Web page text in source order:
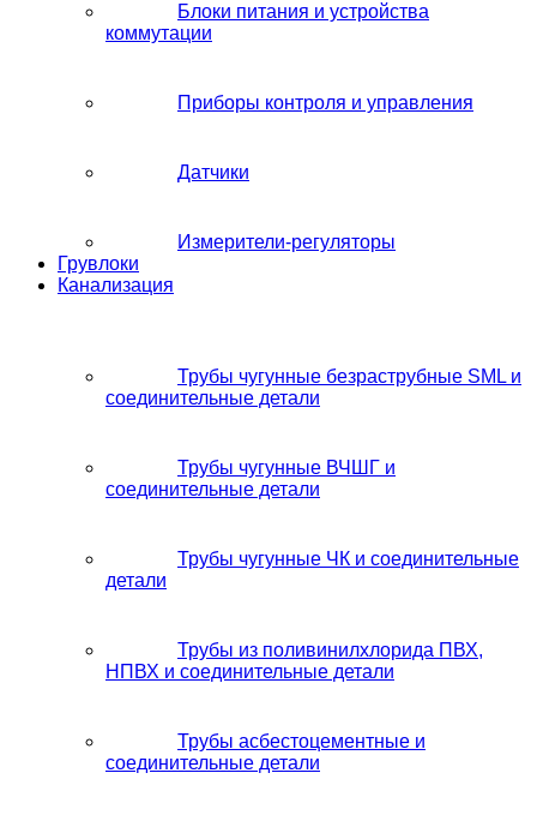
Блоки питания и устройства
коммутации
Приборы контроля и управления
Датчики
Измерители-регуляторы
Грувлоки
Канализация
Трубы чугунные безраструбные SML и
соединительные детали
Трубы чугунные ВЧШГ и
соединительные детали
Трубы чугунные ЧК и соединительные
детали
Трубы из поливинилхлорида ПВХ,
НПВХ и соединительные детали
Трубы асбестоцементные и
соединительные детали